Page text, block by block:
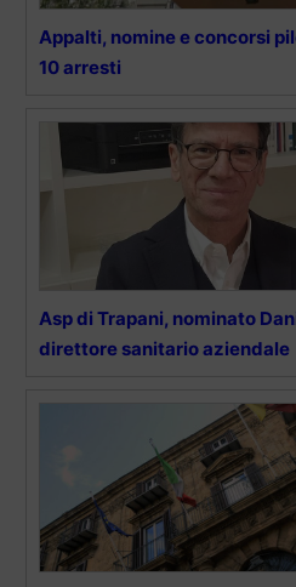
Appalti, nomine e concorsi
10 arresti
Asp di Trapani, nominato
direttore sanitario aziendale